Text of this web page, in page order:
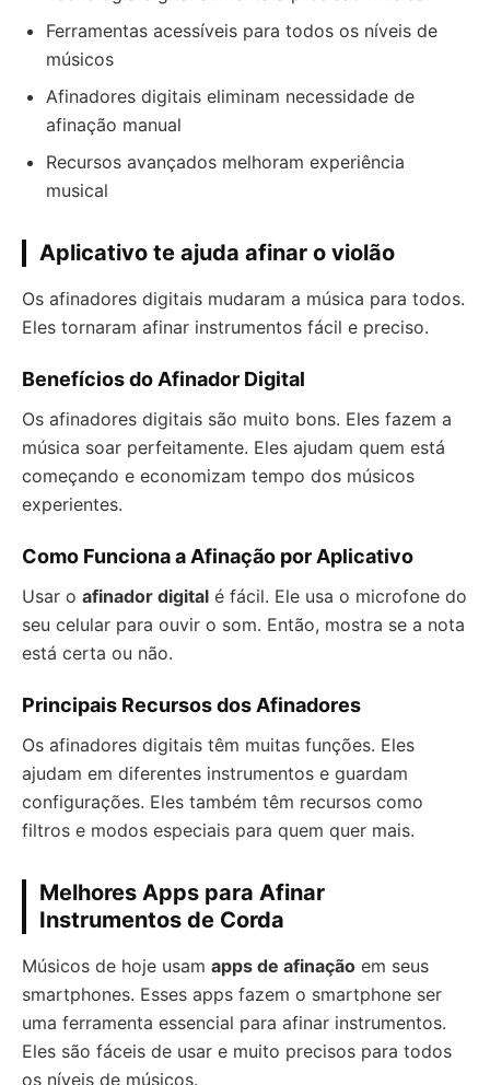
Ferramentas acessíveis para todos os níveis de
músicos
Afinadores digitais eliminam necessidade de
afinação manual
Recursos avançados melhoram experiência
musical
Aplicativo te ajuda afinar o violão
Os afinadores digitais mudaram a música para todos.
Eles tornaram afinar instrumentos fácil e preciso.
Benefícios do Afinador Digital
Os afinadores digitais são muito bons. Eles fazem a
música soar perfeitamente. Eles ajudam quem está
começando e economizam tempo dos músicos
experientes.
Como Funciona a Afinação por Aplicativo
Usar o afinador digital é fácil. Ele usa o microfone do
seu celular para ouvir o som. Então, mostra se a nota
está certa ou não.
Principais Recursos dos Afinadores
Os afinadores digitais têm muitas funções. Eles
ajudam em diferentes instrumentos e guardam
configurações. Eles também têm recursos como
filtros e modos especiais para quem quer mais.
Melhores Apps para Afinar
Instrumentos de Corda
Músicos de hoje usam apps de afinação em seus
smartphones. Esses apps fazem o smartphone ser
uma ferramenta essencial para afinar instrumentos.
Eles são fáceis de usar e muito precisos para todos
os níveis de músicos.